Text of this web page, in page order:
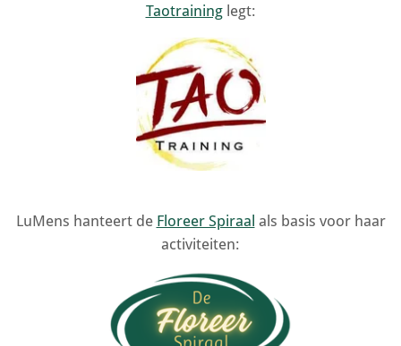
Taotraininglegt:
LuMens hanteert de Floreer Spiraal als basis voor haar
activiteiten: